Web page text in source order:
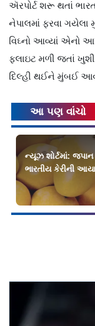
ઍરપોર્ટ શરૂ થતાં
નેપાલમાં ફરવા
વિઘ્નો આવ્યાં એનો
ફ્લાઇટ મળી જતાં
દિલ્હી થઈને મુંબઈ
આ પણ વાંચો
ન્યૂઝ શોર્ટમાં:
ભારતીય કેરીની